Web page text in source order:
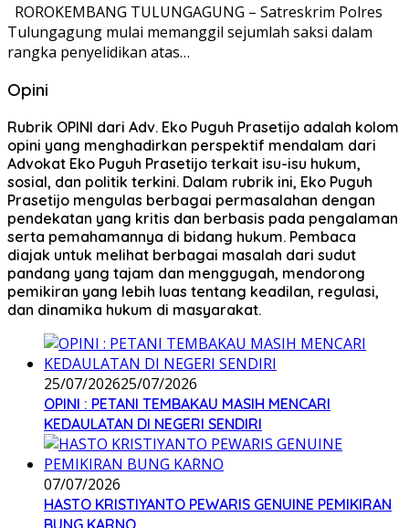
ROROKEMBANG TULUNGAGUNG – Satreskrim Polres
Tulungagung mulai memanggil sejumlah saksi dalam
rangka penyelidikan atas…
Opini
Rubrik OPINI dari Adv. Eko Puguh Prasetijo adalah kolom
opini yang menghadirkan perspektif mendalam dari
Advokat Eko Puguh Prasetijo terkait isu-isu hukum,
sosial, dan politik terkini. Dalam rubrik ini, Eko Puguh
Prasetijo mengulas berbagai permasalahan dengan
pendekatan yang kritis dan berbasis pada pengalaman
serta pemahamannya di bidang hukum. Pembaca
diajak untuk melihat berbagai masalah dari sudut
pandang yang tajam dan menggugah, mendorong
pemikiran yang lebih luas tentang keadilan, regulasi,
dan dinamika hukum di masyarakat.
25/07/202625/07/2026
OPINI : PETANI TEMBAKAU MASIH MENCARI
KEDAULATAN DI NEGERI SENDIRI
07/07/2026
HASTO KRISTIYANTO PEWARIS GENUINE PEMIKIRAN